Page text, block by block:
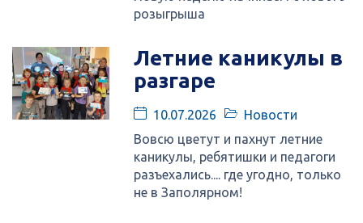
розыгрыша
Летние каникулы в
разгаре
10.07.2026
Новости
Вовсю цветут и пахнут летние
каникулы, ребятишки и педагоги
разъехались.... где угодно, только
не в Заполярном!